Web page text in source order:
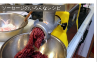
ソーセージのいろんなレシピ